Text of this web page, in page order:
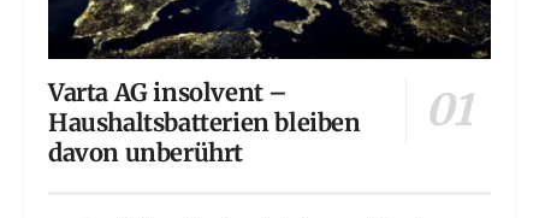
Varta AG insolvent –
Haushaltsbatterien bleiben
davon unberührt